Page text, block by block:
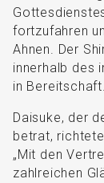
fortzufahren
Ahnen. Der
innerhalb des
in Bereitschaft.
Daisuke, der
betrat,
„Mit den
zahlreichen